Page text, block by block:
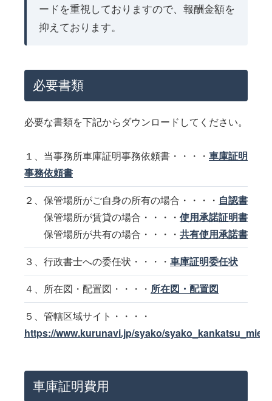
ードを重視しておりますので、報酬金額を
抑えております。
必要書類
必要な書類を下記からダウンロードしてください。
１、当事務所車庫証明事務依頼書・・・・ 車庫証明
事務依頼書
２、保管場所がご自身の所有の場合・・・・ 自認書
保管場所が賃貸の場合・・・・ 使用承諾証明書
保管場所が共有の場合・・・・ 共有使用承諾書
３、行政書士への委任状・・・・ 車庫証明委任状
４、所在図・配置図・・・・ 所在図・配置図
５、管轄区域サイト・・・・
https://www.kurunavi.jp/syako/
車庫証明費用